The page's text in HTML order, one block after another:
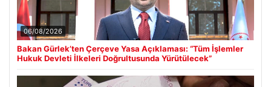
06/08/2026
Bakan Gürlek’ten Çerçeve Yasa Açıklaması: “Tüm İşlemler
Hukuk Devleti İlkeleri Doğrultusunda Yürütülecek”